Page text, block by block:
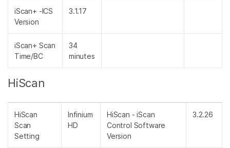
iScan+ -ICS
Version
3.1.17
iScan+ Scan
Time/BC
34
minutes
HiScan
HiScan
Scan
Setting
Infinium
HD
HiScan - iScan
Control Software
Version
3.2.26